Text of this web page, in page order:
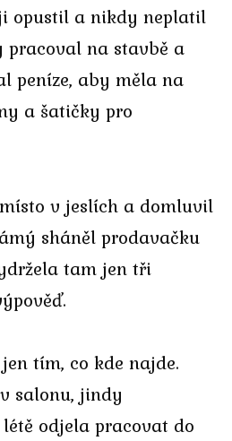
opustil a nikdy neplatil
na stavbě a
peníze, aby měla na
a šatičky pro
v jeslích a domluvil
sháněl prodavačku
tam jen tři
tím, co kde najde.
salonu, jindy
odjela pracovat do